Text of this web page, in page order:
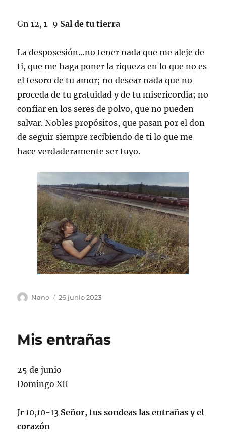
Gn 12, 1-9 Sal de tu tierra
La desposesión…no tener nada que me aleje de
ti, que me haga poner la riqueza en lo que no es
el tesoro de tu amor; no desear nada que no
proceda de tu gratuidad y de tu misericordia; no
confiar en los seres de polvo, que no pueden
salvar. Nobles propósitos, que pasan por el don
de seguir siempre recibiendo de ti lo que me
hace verdaderamente ser tuyo.
Autor
Nano
Publicado
26 junio 2023
Mis entrañas
25 de junio
Domingo XII
Jr 10,10-13 Señor, tus sondeas las entrañas y el
corazón